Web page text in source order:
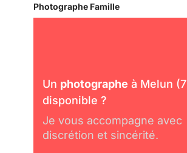
Photographe Famille
Un photographe à Melun
disponible ?
Je vous accompagne avec
discrétion et sincérité.